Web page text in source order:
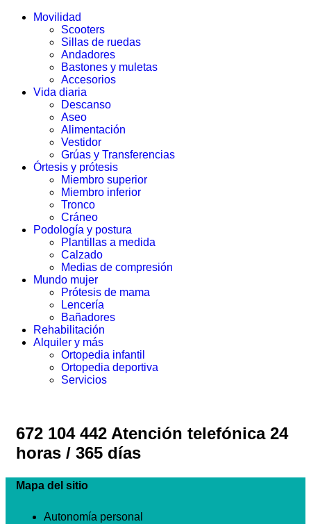
Movilidad
Scooters
Sillas de ruedas
Andadores
Bastones y muletas
Accesorios
Vida diaria
Descanso
Aseo
Alimentación
Vestidor
Grúas y Transferencias
Órtesis y prótesis
Miembro superior
Miembro inferior
Tronco
Cráneo
Podología y postura
Plantillas a medida
Calzado
Medias de compresión
Mundo mujer
Prótesis de mama
Lencería
Bañadores
Rehabilitación
Alquiler y más
Ortopedia infantil
Ortopedia deportiva
Servicios
672 104 442 Atención telefónica 24
horas / 365 días
Mapa del sitio
Autonomía personal